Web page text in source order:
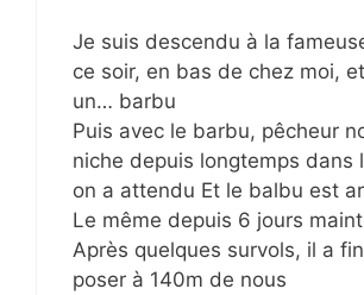
Je suis descendu à la
ce soir, en bas de chez moi, et
un… barbu
Puis avec le barbu, pêcheur
niche depuis longtemps dans
on a attendu Et le balbu est
Le même depuis 6 jours
Après quelques survols, il a
poser à 140m de nous